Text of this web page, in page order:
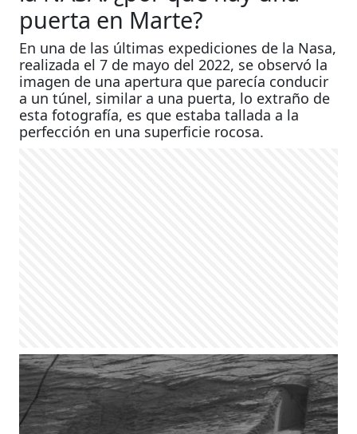
puerta en Marte?
En una de las últimas expediciones de la Nasa,
realizada el 7 de mayo del 2022, se observó la
imagen de una apertura que parecía conducir
a un túnel, similar a una puerta, lo extraño de
esta fotografía, es que estaba tallada a la
perfección en una superficie rocosa.